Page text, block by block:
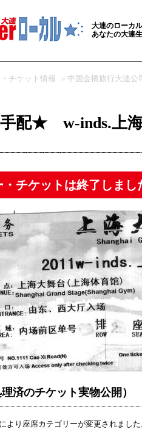
大連のローカ
あなたの大連
チケット情報 » 中国金橋旅行大連公
配★ w-inds.上海
・チケットは終了しまし
済のチケット実物公開）
り座席カテゴリーが変更されました